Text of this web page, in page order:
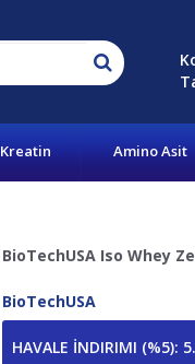
Kreatin Amino Asit
BioTechUSA Iso Whey
BioTechUSA
HAVALE İNDIRIMI (%5):